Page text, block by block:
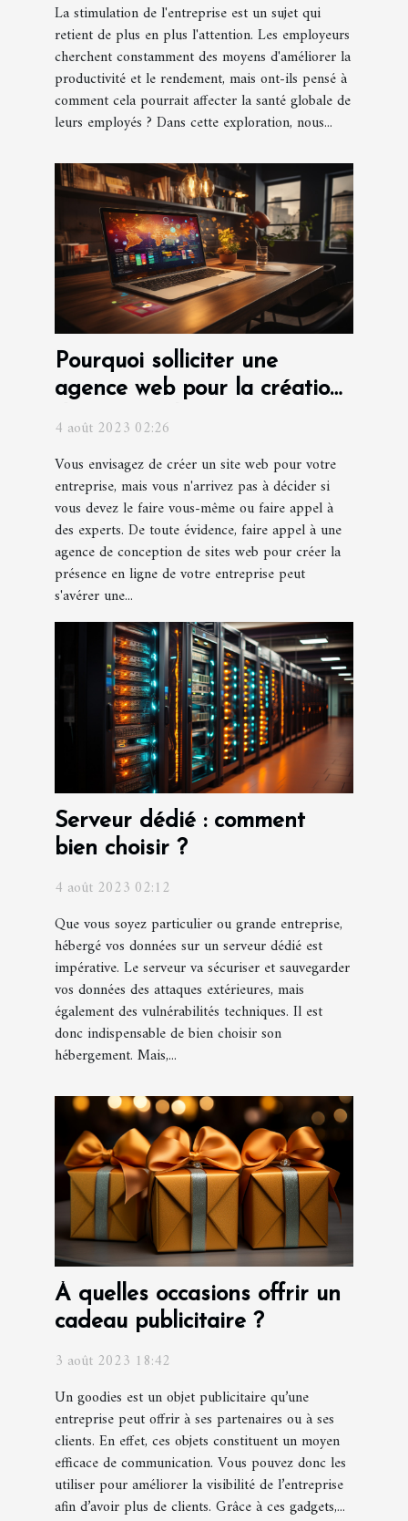
La stimulation de l'entreprise est un sujet qui
retient de plus en plus l'attention. Les employeurs
cherchent constamment des moyens d'améliorer la
productivité et le rendement, mais ont-ils pensé à
comment cela pourrait affecter la santé globale de
leurs employés ? Dans cette exploration, nous...
Pourquoi solliciter une
agence web pour la création
d'un site web pour votre
4 août 2023 02:26
Vous envisagez de créer un site web pour votre
entreprise, mais vous n'arrivez pas à décider si
vous devez le faire vous-même ou faire appel à
des experts. De toute évidence, faire appel à une
agence de conception de sites web pour créer la
présence en ligne de votre entreprise peut
s'avérer une...
Serveur dédié : comment
bien choisir ?
4 août 2023 02:12
Que vous soyez particulier ou grande entreprise,
hébergé vos données sur un serveur dédié est
impérative. Le serveur va sécuriser et sauvegarder
vos données des attaques extérieures, mais
également des vulnérabilités techniques. Il est
donc indispensable de bien choisir son
hébergement. Mais,...
À quelles occasions offrir un
cadeau publicitaire ?
3 août 2023 18:42
Un goodies est un objet publicitaire qu’une
entreprise peut offrir à ses partenaires ou à ses
clients. En effet, ces objets constituent un moyen
efficace de communication. Vous pouvez donc les
utiliser pour améliorer la visibilité de l’entreprise
afin d’avoir plus de clients. Grâce à ces gadgets,...